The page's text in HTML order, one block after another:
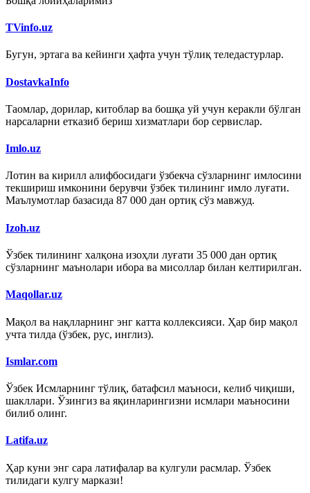
TVinfo.uz
Бугун, эртага ва кейинги ҳафта учун тўлиқ теледастурлар.
DostavkaInfo
Таомлар, дорилар, китоблар ва бошқа уй учун керакли бўлган
нарсаларни етказиб бериш хизматлари бор сервислар.
Imlo.uz
Лотин ва кирилл алифбосидаги ўзбекча сўзларнинг имлосини
текшириш имконини берувчи ўзбек тилининг имло луғати.
Маълумотлар базасида 87 000 дан ортиқ сўз мавжуд.
Izoh.uz
Ўзбек тилининг халқона изоҳли луғати 35 000 дан ортиқ
сўзларнинг маънолари ибора ва мисоллар билан келтирилган.
Maqollar.uz
Мақол ва нақлларнинг энг катта коллексияси. Ҳар бир мақол
учта тилда (ўзбек, рус, инглиз).
Ismlar.com
Ўзбек Исмларнинг тўлиқ, батафсил маъноси, келиб чиқиши,
шакллари. Ўзингиз ва яқинларингизни исмлари маъносини
билиб олинг.
Latifa.uz
Ҳар куни энг сара латифалар ва кулгули расмлар. Ўзбек
тилидаги кулгу маркази!